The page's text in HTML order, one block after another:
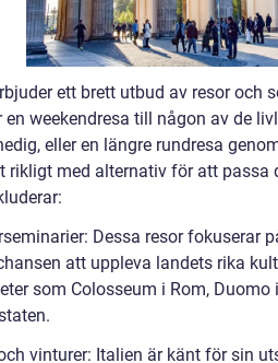
ett brett utbud av resor och
en weekendresa till någon av de
eller en längre rundresa
rikligt med alternativ för att passa
Dessa resor fokuserar
att uppleva landets rika
som Colosseum i Rom,
vinturer: Italien är känt för sin